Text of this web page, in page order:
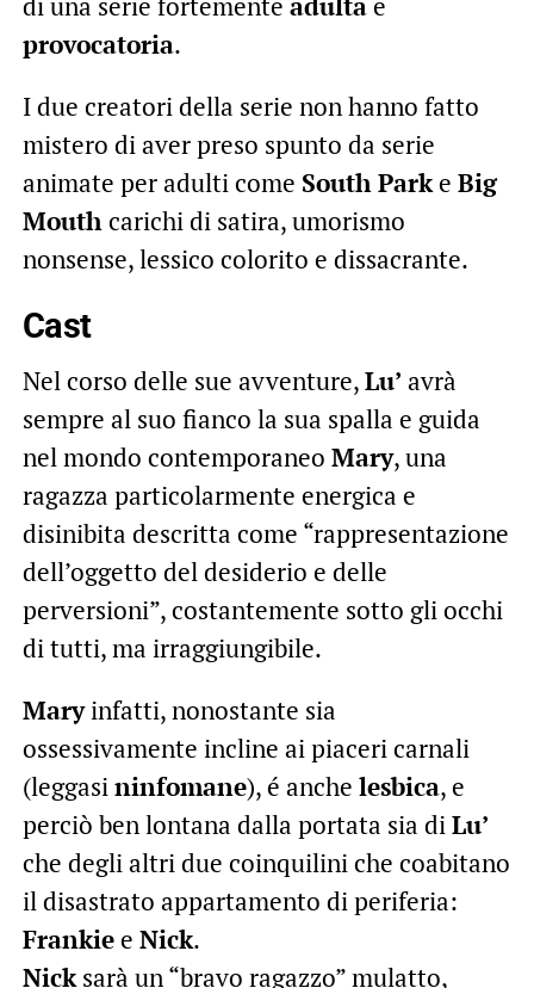
provocatoria.
I due creatori della serie non hanno fatto
mistero di aver preso spunto da serie
animate per adulti come South Parke Big
Mouthcarichi di satira, umorismo
nonsense, lessico colorito e dissacrante.
Cast
Nel corso delle sue avventure,Lu’ avrà
sempre al suo fianco la sua spalla e guida
nel mondo contemporaneo Mary, una
ragazza particolarmente energica e
disinibita descritta come “rappresentazione
dell’oggetto del desiderio e delle
perversioni”, costantemente sotto gli occhi
di tutti, ma irraggiungibile.
Maryinfatti, nonostante sia
ossessivamente incline ai piaceri carnali
(leggasininfomane), é anche lesbica, e
perciò ben lontana dalla portata sia diLu’
che degli altri due coinquilini che coabitano
il disastrato appartamento di periferia:
Frankiee Nick.
Nicksarà un “bravo ragazzo” mulatto,